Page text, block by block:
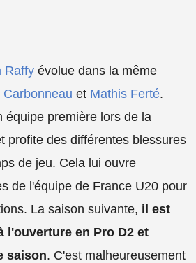
Raffy évolue dans la même
Carbonneau et Mathis Ferté.
équipe première lors de la
profite des différentes blessures
de jeu. Cela lui ouvre
de l'équipe de France U20 pour
La saison suivante, il est
l'ouverture en Pro D2 et
saison. C'est malheureusement